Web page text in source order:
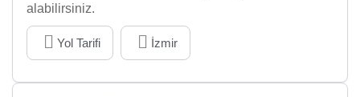
alabilirsiniz.
Yol Tarifi İzmir